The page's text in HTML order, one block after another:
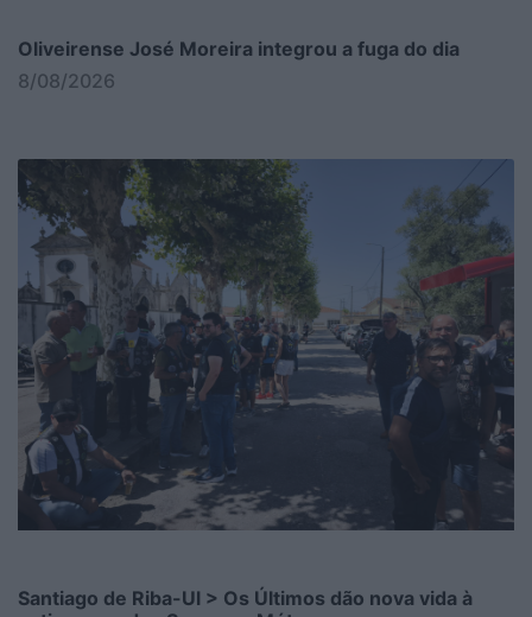
Oliveirense José Moreira integrou a fuga do dia
8/08/2026
Santiago de Riba-Ul > Os Últimos dão nova vida à